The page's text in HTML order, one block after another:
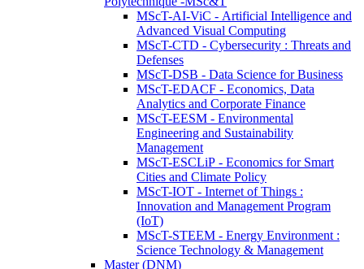
MScT-AI-ViC - Artificial Intelligence and
Advanced Visual Computing
MScT-CTD - Cybersecurity : Threats and
Defenses
MScT-DSB - Data Science for Business
MScT-EDACF - Economics, Data
Analytics and Corporate Finance
MScT-EESM - Environmental
Engineering and Sustainability
Management
MScT-ESCLiP - Economics for Smart
Cities and Climate Policy
MScT-IOT - Internet of Things :
Innovation and Management Program
(IoT)
MScT-STEEM - Energy Environment :
Science Technology & Management
Master (DNM)